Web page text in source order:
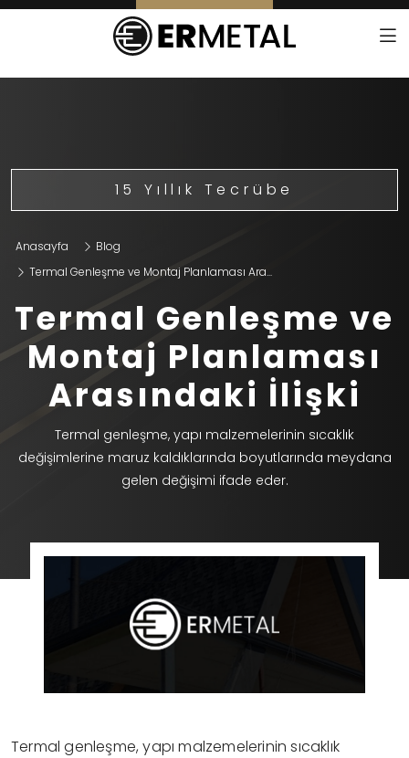
15 Yıllık Tecrübe
Anasayfa
Blog
Termal Genleşme ve Montaj Planlaması Ara...
Termal Genleşme ve
Montaj Planlaması
Arasındaki İlişki
Termal genleşme, yapı malzemelerinin sıcaklık
değişimlerine maruz kaldıklarında boyutlarında meydana
gelen değişimi ifade eder.
Termal genleşme, yapı malzemelerinin sıcaklık